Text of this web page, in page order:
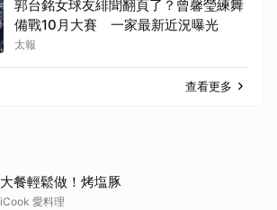
郭台銘女球友緋聞翻頁了？曾馨瑩練舞
備戰10月大賽 一家最新近況曝光
太報
查看更多
大餐輕鬆做！烤塩豚
iCook 愛料理